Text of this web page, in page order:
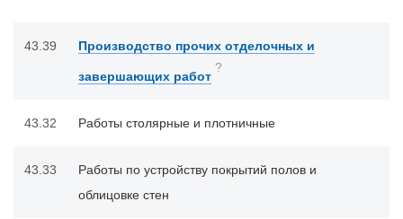
43.39 Производство прочих отделочных и
завершающих работ
?
43.32 Работы столярные и плотничные
43.33
Работы по устройству покрытий полов и
облицовке стен